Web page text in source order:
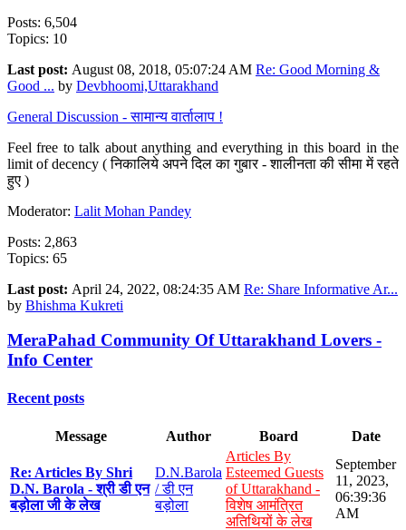
Posts: 6,504
Topics: 10
Last post: August 08, 2018, 05:07:24 AM Re: Good Morning &
Good ... by Devbhoomi,Uttarakhand
General Discussion - सामान्य वार्तालाप !
Feel free to talk about anything and everything in this board in the
limit of decency ( निकालिये अपने दिल का गुबार - शालीनता की सीमा में रहते
हुए )
Moderator: Lalit Mohan Pandey
Posts: 2,863
Topics: 65
Last post: April 24, 2022, 08:24:35 AM Re: Share Informative Ar...
by Bhishma Kukreti
MeraPahad Community Of Uttarakhand Lovers -
Info Center
Recent posts
Message Author Board Date
Re: Articles By Shri
D.N. Barola - श्री डी एन
बड़ोला जी के लेख
D.N.Barola
/ डी एन
बड़ोला
Articles By
Esteemed Guests
of Uttarakhand -
विशेष आमंत्रित
अतिथियों के लेख
September
11, 2023,
06:39:36
AM